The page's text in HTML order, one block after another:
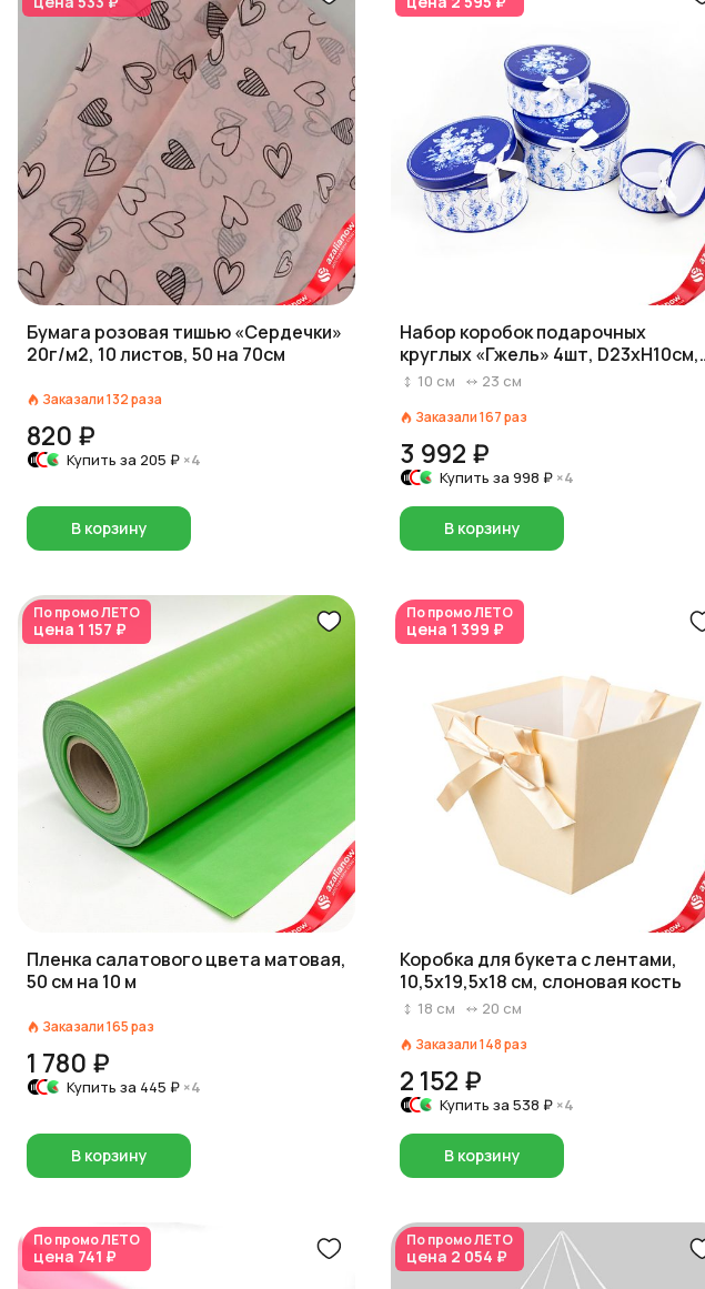
Бумага розовая тишью «Сердечки»
20г/м2, 10 листов, 50 на 70см
Заказали132раза
820 ₽
Купить за 205 ₽ ×4
В корзину
Набор коробок подарочных
круглых «Гжель» 4шт, D23хH10см,
белый/синий
10 см 23 см
Заказали167раз
3 992 ₽
Купить за 998 ₽ ×4
В корзину
По промоЛЕТО
цена 1 157 ₽
Пленка салатового цвета матовая,
50 см на 10 м
Заказали165раз
1 780 ₽
Купить за 445 ₽ ×4
В корзину
По промоЛЕТО
цена 1 399 ₽
Коробка для букета с лентами,
10,5х19,5х18 см, слоновая кость
18 см 20 см
Заказали148раз
2 152 ₽
Купить за 538 ₽ ×4
В корзину
По промоЛЕТО
цена 741 ₽
По промоЛЕТО
цена 2 054 ₽